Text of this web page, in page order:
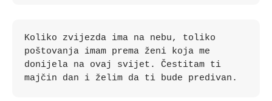
Koliko zvijezda ima na nebu, toliko
poštovanja imam prema ženi koja me
donijela na ovaj svijet. Čestitam ti
majčin dan i želim da ti bude predivan.